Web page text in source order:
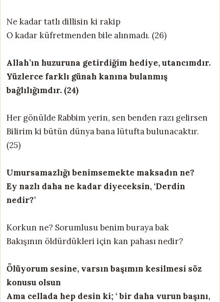
Ne kadar tatlı dillisin ki rakip
O kadar küfretmenden bile alınmadı. (26)
Allah’ın huzuruna getirdiğim hediye, utancımdır.
Yüzlerce farklı günah kanına bulanmış
bağlılığımdır. (24)
Her gönülde Rabbim yerin, sen benden razı gelirsen
Bilirim ki bütün dünya bana lütufta bulunacaktır.
(25)
Umursamazlığı benimsemekte maksadın ne?
Ey nazlı daha ne kadar diyeceksin, ‘Derdin
nedir?’
Korkun ne? Sorumlusu benim buraya bak
Bakışının öldürdükleri için kan pahası nedir?
Ölüyorum sesine, varsın başımın kesilmesi söz
konusu olsun
Ama cellada hep desin ki; ‘ bir daha vurun başını,